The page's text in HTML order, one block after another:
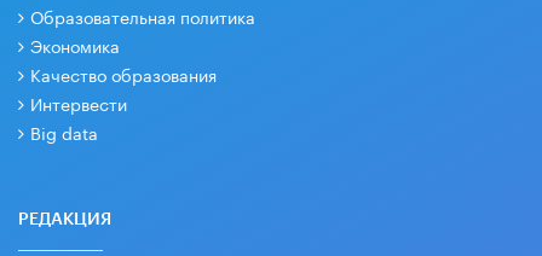
Образовательная политика
Экономика
Качество образования
Интервести
Big data
РЕДАКЦИЯ